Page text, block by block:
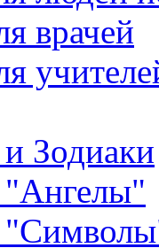
врачей
Зодиаки
"Ангелы"